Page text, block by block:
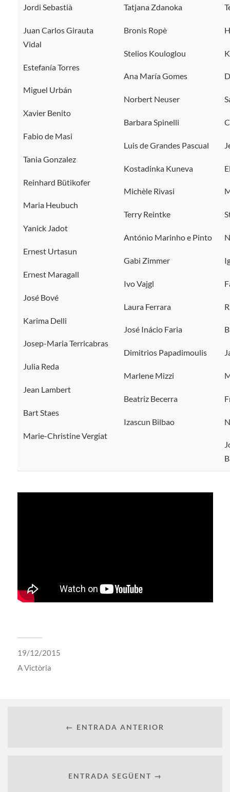
Jordi Sebastià
Juan Carlos Girauta
Vidal
Estefanía Torres
Miguel Urbán
Xavier Benito
Fabio de Masi
Tania Gonzalez
Reinhard Bütikofer
Maria Heubuch
Yanick Jadot
Ernest Urtasun
Ernest Maragall
José Bové
Karima Delli
Josep-Maria Terricabras
Julia Reda
Jean Lambert
Bart Staes
Marie-Christine Vergiat
Tatjana Zdanoka
Bronis Ropè
Stelios Kouloglou
Ana María Gomes
Norbert Neuser
Barbara Spinelli
Luis de Grandes Pascual
Kostadinka Kuneva
Michèle Rivasi
Terry Reintke
António Marinho e Pinto
Gabi Zimmer
Ivo Vajgl
Laura Ferrara
José Inácio Faria
Dimitrios Papadimoulis
Marlene Mizzi
Beatriz Becerra
Izascun Bilbao
19/12/2015
AVictòria
← ENTRADA ANTERIOR
ENTRADA SEGÜENT →